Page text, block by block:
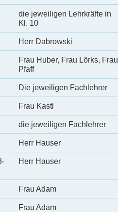
die jeweiligen Lehrkräfte in
Kl. 10
Herr Dabrowski
Frau Huber, Frau Lörks, Frau
Pfaff
Die jeweiligen Fachlehrer
Frau Kastl
die jeweiligen Fachlehrer
Herr Hauser
Herr Hauser
Frau Adam
Frau Adam